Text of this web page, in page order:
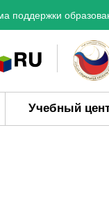
поддержки
Учебный